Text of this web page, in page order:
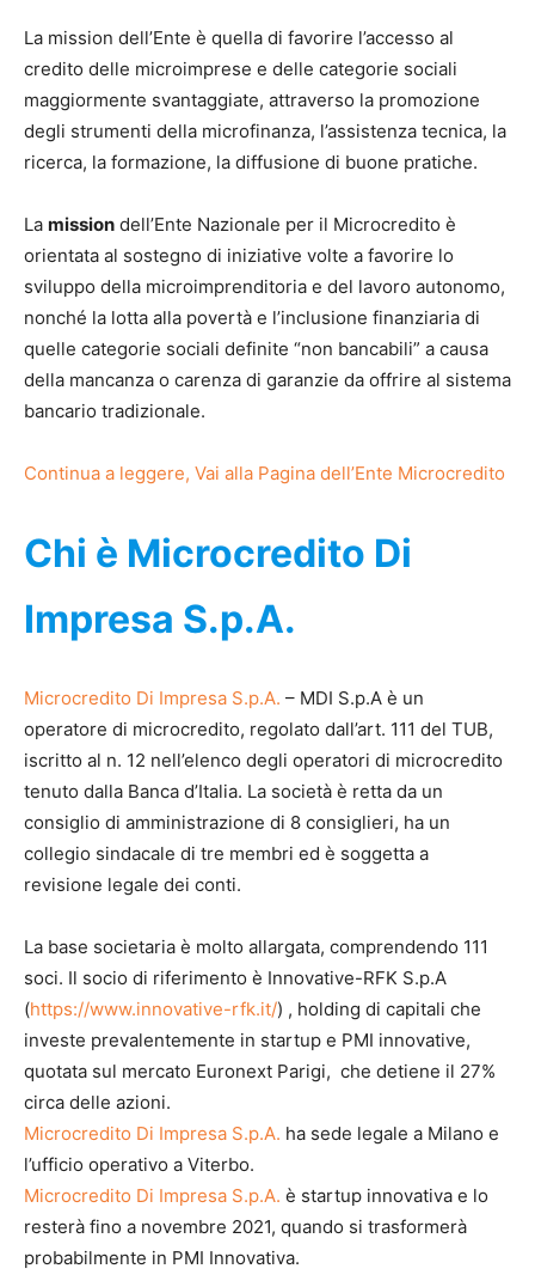
La mission dell’Ente è quella di favorire l’accesso al
credito delle microimprese e delle categorie sociali
maggiormente svantaggiate, attraverso la promozione
degli strumenti della microfinanza, l’assistenza tecnica, la
ricerca, la formazione, la diffusione di buone pratiche.
La mission dell’Ente Nazionale per il Microcredito è
orientata al sostegno di iniziative volte a favorire lo
sviluppo della microimprenditoria e del lavoro autonomo,
nonché la lotta alla povertà e l’inclusione finanziaria di
quelle categorie sociali definite “non bancabili” a causa
della mancanza o carenza di garanzie da offrire al sistema
bancario tradizionale.
Continua a leggere, Vai alla Pagina dell’Ente Microcredito
Chi è Microcredito Di
Impresa S.p.A.
Microcredito Di Impresa S.p.A. – MDI S.p.A è un
operatore di microcredito, regolato dall’art. 111 del TUB,
iscritto al n. 12 nell’elenco degli operatori di microcredito
tenuto dalla Banca d’Italia. La società è retta da un
consiglio di amministrazione di 8 consiglieri, ha un
collegio sindacale di tre membri ed è soggetta a
revisione legale dei conti.
La base societaria è molto allargata, comprendendo 111
soci. Il socio di riferimento è Innovative-RFK S.p.A
(https://www.innovative-rfk.it/) , holding di capitali che
investe prevalentemente in startup e PMI innovative,
quotata sul mercato Euronext Parigi, che detiene il 27%
circa delle azioni.
Microcredito Di Impresa S.p.A. ha sede legale a Milano e
l’ufficio operativo a Viterbo.
Microcredito Di Impresa S.p.A. è startup innovativa e lo
resterà fino a novembre 2021, quando si trasformerà
probabilmente in PMI Innovativa.